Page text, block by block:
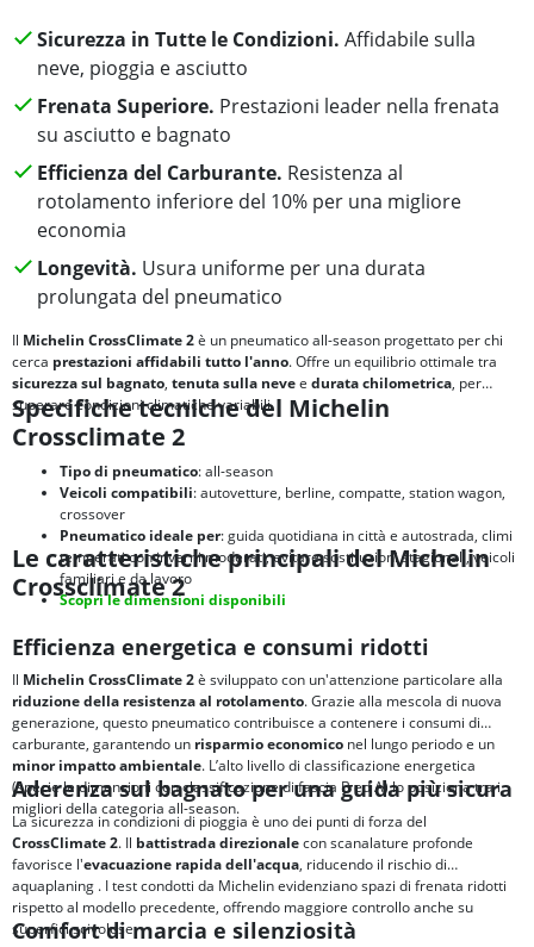
Sicurezza in Tutte le Condizioni. Affidabile sulla
neve, pioggia e asciutto
Frenata Superiore. Prestazioni leader nella frenata
su asciutto e bagnato
Efficienza del Carburante. Resistenza al
rotolamento inferiore del 10% per una migliore
economia
Longevità. Usura uniforme per una durata
prolungata del pneumatico
Il Michelin CrossClimate 2è un pneumatico all-season progettato per chi
cerca prestazioni affidabili tutto l'anno. Offre un equilibrio ottimale tra
sicurezza sul bagnato, tenuta sulla nevee durata chilometrica, per
superare condizioni climatiche variabili.
Specifiche tecniche del Michelin
Crossclimate 2
Tipo di pneumatico: all-season
Veicoli compatibili: autovetture, berline, compatte, station wagon,
crossover
Pneumatico ideale per: guida quotidiana in città e autostrada, climi
temperati con inverni moderati, evitare sostituzioni stagionali, veicoli
familiari e da lavoro
Scopri le dimensioni disponibili
Le caratteristiche principali del Michelin
Crossclimate 2
Efficienza energetica e consumi ridotti
Il Michelin CrossClimate 2è sviluppato con un'attenzione particolare alla
riduzione della resistenza al rotolamento. Grazie alla mescola di nuova
generazione, questo pneumatico contribuisce a contenere i consumi di
carburante, garantendo un risparmio economico nel lungo periodo e un
minor impatto ambientale. L’alto livello di classificazione energetica
(specie le dimensioni con classificazione di fascia B ed A) lo posiziona tra i
migliori della categoria all-season.
Aderenza sul bagnato per una guida più sicura
La sicurezza in condizioni di pioggia è uno dei punti di forza del
CrossClimate 2. Il battistrada direzionalecon scanalature profonde
favorisce l'evacuazione rapida dell'acqua, riducendo il rischio di
aquaplaning . I test condotti da Michelin evidenziano spazi di frenata ridotti
rispetto al modello precedente, offrendo maggiore controllo anche su
superfici scivolose.
Comfort di marcia e silenziosità